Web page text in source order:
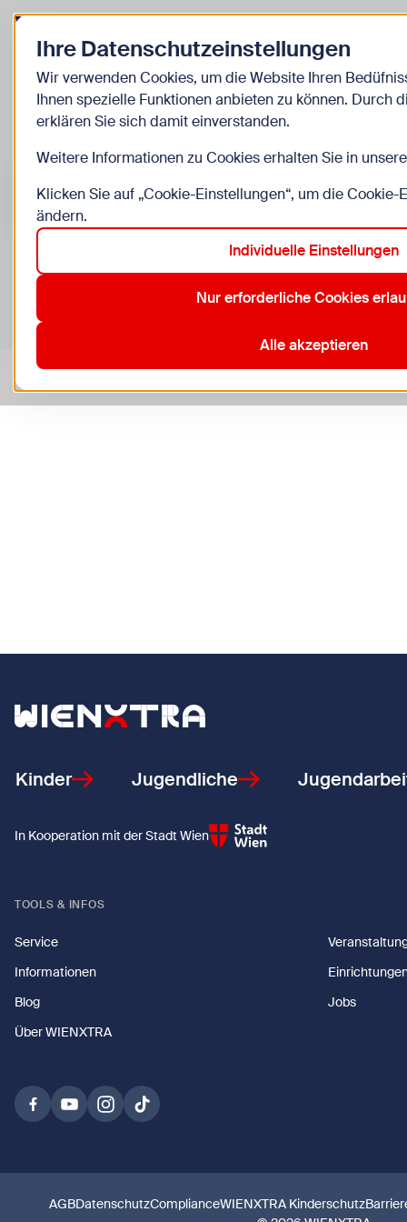
Zurück zur Startseite
Kinder
Veranstaltungen in Wien im Bereich “Kinder”
Aktive Filter:
15. Rudolfsheim-Fünfhaus
Zurück zur Startseite
Kinder Jugendliche
In Kooperation mit der Stadt Wien
TOOLS & INFOS
Service
Informationen
Blog
Jobs
Über WIENXTRA
AGBDatenschutzComplianceWIENXTRA Kinderschutz
Ihre Datenschutzeinstellungen
Wir verwenden Cookies, um die Website Ihren
Ihnen spezielle Funktionen anbieten zu können. Durch
erklären Sie sich damit einverstanden.
Weitere Informationen zu Cookies erhalten Sie in
Klicken Sie auf „Cookie-Einstellungen“, um die
ändern.
Individuelle Einstellungen
Nur erforderliche Cookies
Alle akzeptieren